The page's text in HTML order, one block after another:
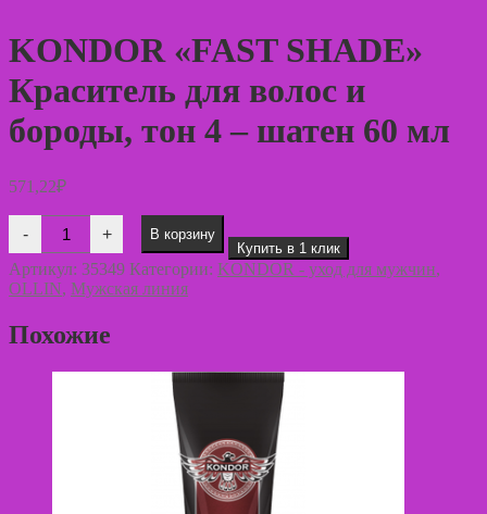
KONDOR «FAST SHADE»
Краситель для волос и
бороды, тон 4 – шатен 60 мл
571,22₽
-
Количество
товара
KONDOR
«FAST
SHADE»
волос
+
В корзину
Купить в 1 клик
Артикул: 35349 Категории: KONDOR - уход для мужчин,
OLLIN, Мужская линия
Похожие